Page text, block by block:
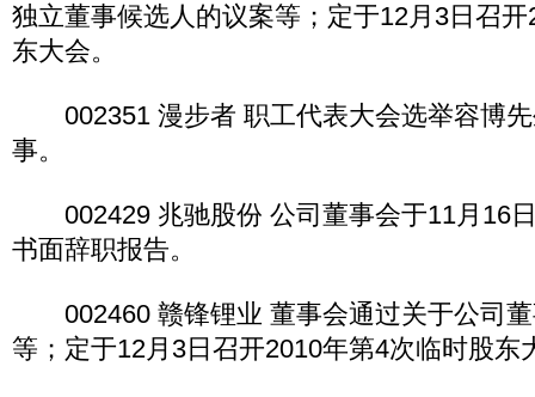
独立董事候选人的议案等；定于12月3日召
东大会。
002351 漫步者 职工代表大会选举容博先
事。
002429 兆驰股份 公司董事会于11月16
书面辞职报告。
002460 赣锋锂业 董事会通过关于公司董
等；定于12月3日召开2010年第4次临时股东